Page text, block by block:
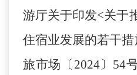
游厅关于印发<关于
住宿业发展的若干
旅市场〔2024〕54